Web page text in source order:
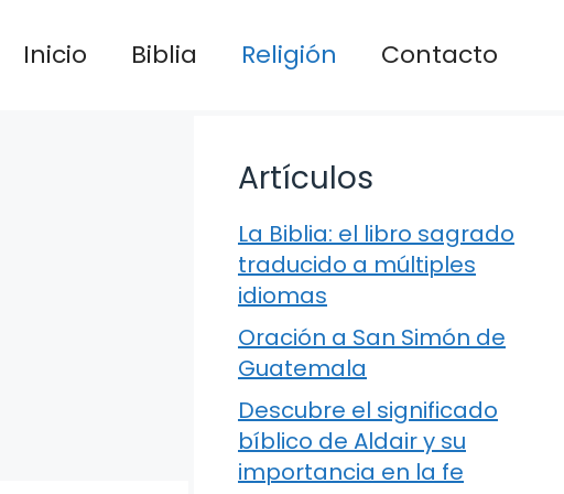
Inicio Biblia Religión Contacto
Artículos
La Biblia: el libro sagrado
traducido a múltiples
idiomas
Oración a San Simón de
Guatemala
Descubre el significado
bíblico de Aldair y su
importancia en la fe